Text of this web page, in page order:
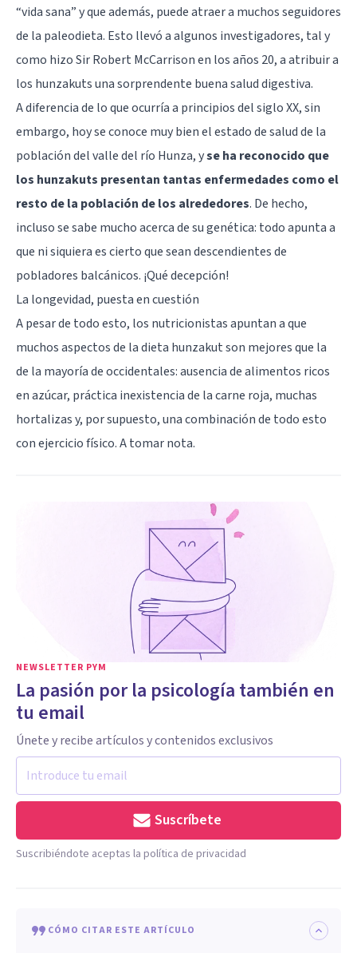
“vida sana” y que además, puede atraer a muchos seguidores
de la paleodieta. Esto llevó a algunos investigadores, tal y
como hizo Sir Robert McCarrison en los años 20, a atribuir a
los hunzakuts una sorprendente buena salud digestiva.
A diferencia de lo que ocurría a principios del siglo XX, sin
embargo, hoy se conoce muy bien el estado de salud de la
población del valle del río Hunza, yse ha reconocido que
los hunzakuts presentan tantas enfermedades como el
resto de la población de los alrededores. De hecho,
incluso se sabe mucho acerca de su genética: todo apunta a
que ni siquiera es cierto que sean descendientes de
pobladores balcánicos. ¡Qué decepción!
La longevidad, puesta en cuestión
A pesar de todo esto, los nutricionistas apuntan a que
muchos aspectos de la dieta hunzakut son mejores que la
de la mayoría de occidentales: ausencia de alimentos ricos
en azúcar, práctica inexistencia de la carne roja, muchas
hortalizas y, por supuesto, una combinación de todo esto
con ejercicio físico. A tomar nota.
NEWSLETTER PYM
La pasión por la psicología también en
tu email
Únete y recibe artículos y contenidos exclusivos
Suscríbete
Suscribiéndote aceptas la política de privacidad
CÓMO CITAR ESTE ARTÍCULO